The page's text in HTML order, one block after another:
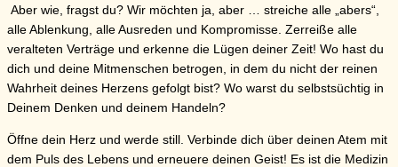
Aber wie, fragst du? Wir möchten ja, aber … streiche alle „abers“,
alle Ablenkung, alle Ausreden und Kompromisse. Zerreiße alle
veralteten Verträge und erkenne die Lügen deiner Zeit! Wo hast du
dich und deine Mitmenschen betrogen, in dem du nicht der reinen
Wahrheit deines Herzens gefolgt bist? Wo warst du selbstsüchtig in
Deinem Denken und deinem Handeln?
Öffne dein Herz und werde still. Verbinde dich über deinen Atem mit
dem Puls des Lebens und erneuere deinen Geist! Es ist die Medizin